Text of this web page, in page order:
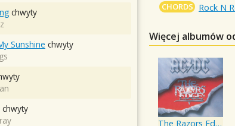
CHORDS Rock N
Więcej albumów
The Razors Edge
chwyty
Sunshine chwyty
chwyty